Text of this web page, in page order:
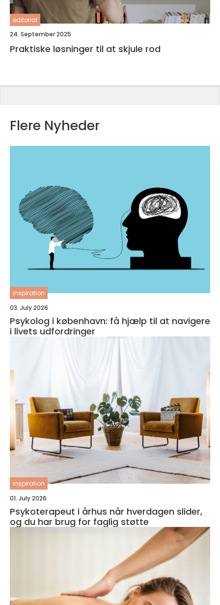
editorial
24. September 2025
Praktiske løsninger til at skjule rod
Flere Nyheder
inspiration
03. July 2026
Psykolog i københavn: få hjælp til at navigere
i livets udfordringer
inspiration
01. July 2026
Psykoterapeut i århus når hverdagen slider,
og du har brug for faglig støtte